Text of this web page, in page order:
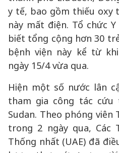
y tế, bao gồm thiếu oxy
này mất điện. Tổ chức
biết tổng cộng hơn 30
bệnh viện này kể từ
ngày 15/4 vừa qua.
Hiện một số nước lân
tham gia công tác
Sudan. Theo phóng
trong 2 ngày qua, Các
Thống nhất (UAE) đã